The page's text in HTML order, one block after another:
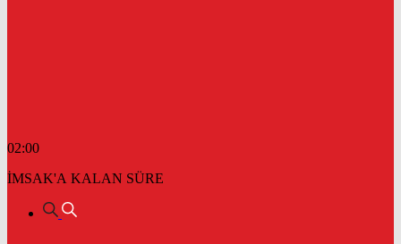
02:00
İMSAK'A KALAN SÜRE